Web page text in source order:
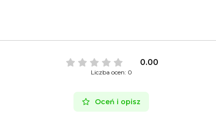
0.00
Liczba ocen: 0
Oceń i opisz